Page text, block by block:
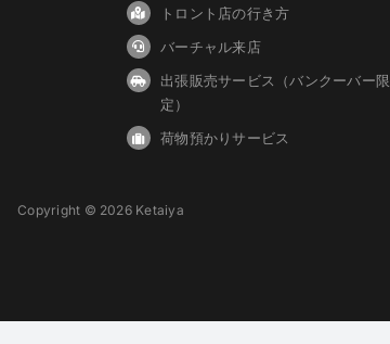
トロント店の行き方
バーチャル来店
出張販売サービス（バンクーバー限
定）
荷物預かりサービス
Copyright © 2026 Ketaiya